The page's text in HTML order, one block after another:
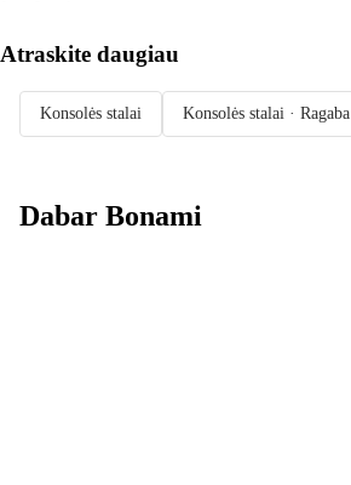
Atraskite daugiau
Konsolės stalai Konsolės stalai · Ragaba
Dabar Bonami